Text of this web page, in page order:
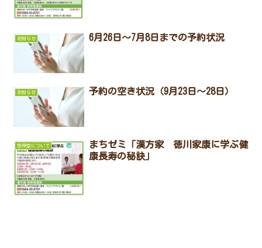
お知らせ 6月26日～7月8日までの予約状況
お知らせ 予約の空き状況（9月23日～28日）
悠伸堂について
まちゼミ「漢方家 徳川家康に学ぶ健
康長寿の秘訣」